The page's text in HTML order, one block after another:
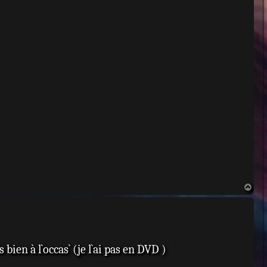
a
à l`occas` (je l`ai pas en DVD )